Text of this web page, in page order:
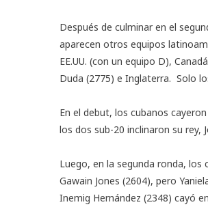
Después de culminar en el
aparecen otros equipos
EE.UU. (con un equipo D),
Duda (2775) e Inglaterra. Solo
En el debut, los cubanos
los dos sub-20 inclinaron su rey,
Luego, en la segunda ronda,
Gawain Jones (2604), pero
Inemig Hernández (2348) cayó